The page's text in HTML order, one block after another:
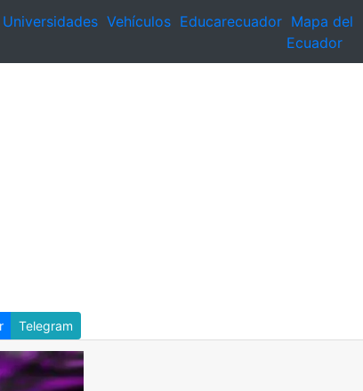
Universidades Vehículos Educarecuador Mapa del
Ecuador
Telegram